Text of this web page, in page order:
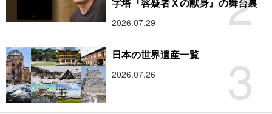
2026.07.29
3
日本の世界遺産一覧
2026.07.26